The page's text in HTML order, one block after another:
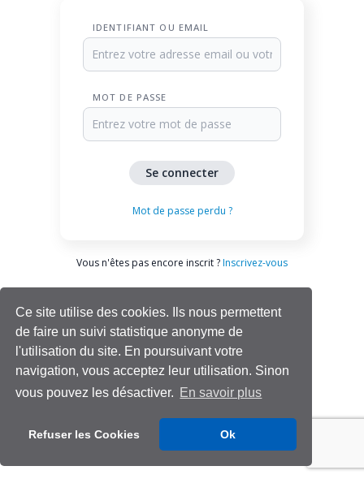
Ce site utilise des cookies. Ils nous permettent
de faire un suivi statistique anonyme de
l'utilisation du site. En poursuivant votre
navigation, vous acceptez leur utilisation. Sinon
vous pouvez les désactiver. En savoir plus
Refuser les Cookies Ok
IDENTIFIANT OU EMAIL
MOT DE PASSE
Mot de passe perdu ?
Vous n'êtes pas encore inscrit ? Inscrivez-vous